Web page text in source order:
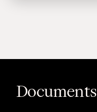
Documents